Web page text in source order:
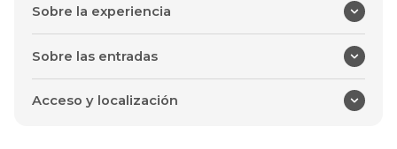
Sobre la experiencia
Sobre las entradas
Acceso y localización